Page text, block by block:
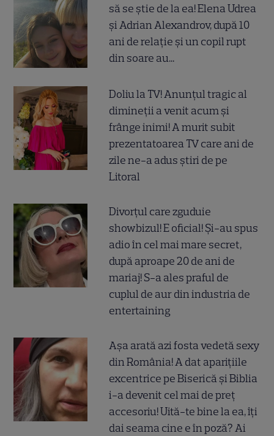
să se știe de la ea! Elena Udrea
și Adrian Alexandrov, după 10
ani de relație și un copil rupt
din soare au...
Doliu la TV! Anunțul tragic al
dimineții a venit acum și
frânge inimi! A murit subit
prezentatoarea TV care ani de
zile ne-a adus știri de pe
Litoral
Divorțul care zguduie
showbizul! E oficial! Și-au spus
adio în cel mai mare secret,
după aproape 20 de ani de
mariaj! S-a ales praful de
cuplul de aur din industria de
entertaining
Așa arată azi fosta vedetă sexy
din România! A dat aparițiile
excentrice pe Biserică și Biblia
i-a devenit cel mai de preț
accesoriu! Uită-te bine la ea, îți
dai seama cine e în poză? Ai